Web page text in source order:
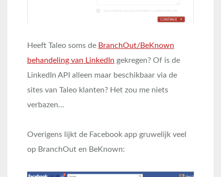
Heeft Taleo soms de BranchOut/BeKnown
behandeling van LinkedIn gekregen? Of is de
LinkedIn API alleen maar beschikbaar via de
sites van Taleo klanten? Het zou me niets
verbazen…
Overigens lijkt de Facebook app gruwelijk veel
op BranchOut en BeKnown: